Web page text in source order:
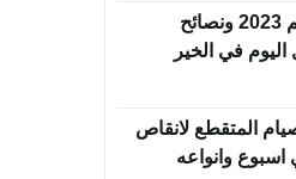
يوم اليتيم 2023 ونصائح
اليوم في الخير
المتقطع لانقاص
وانواعه